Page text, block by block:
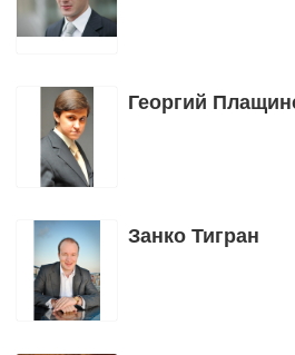
Георгий
Занко Тигран